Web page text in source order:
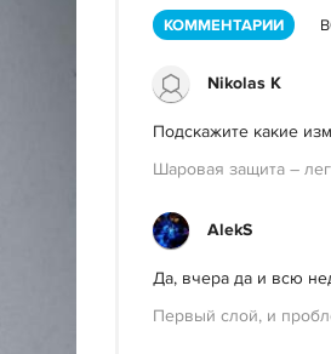
КОММЕНТАРИИ
Nikolas K
Подскажите какие
Шаровая защита –
AlekS
Да, вчера да и всю
Первый слой, и